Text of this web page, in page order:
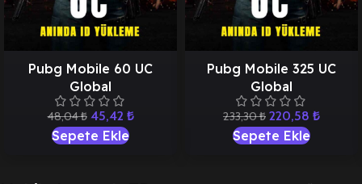
Pubg Mobile 60 UC
Global
48,04₺ 45,42 ₺
Sepete Ekle
Pubg Mobile 325 UC
Global
233,30₺ 220,58 ₺
Sepete Ekle